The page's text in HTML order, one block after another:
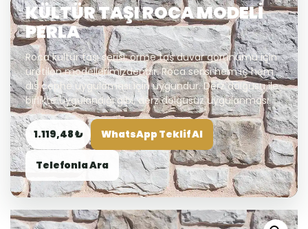
KÜLTÜR TAŞI ROCA MODELİ
PERLA
Roca kültür taşı serisi; örme taş duvar görünümü için
üretilen modellerimizdendir. Roca serisi hem iç hem
dış cephe uygulaması için uygundur. Derz dolgusu ile
birlikte uygulandığı gibi, derz dolgusuz uygulanması...
1.119,48 ₺ WhatsApp Teklif Al
Telefonla Ara